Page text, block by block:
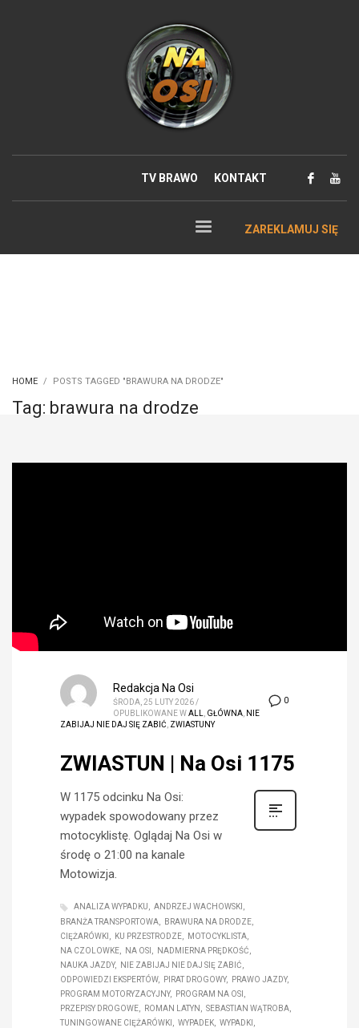
TV BRAWO KONTAKT
ZAREKLAMUJ SIĘ
HOME POSTS TAGGED "BRAWURA NA DRODZE"
Tag: brawura na drodze
0
Redakcja Na Osi
ŚRODA, 25 LUTY 2026/
OPUBLIKOWANE WALL, GŁÓWNA, NIE
ZABIJAJ NIE DAJ SIĘ ZABIĆ, ZWIASTUNY
ZWIASTUN | Na Osi 1175
W 1175 odcinku Na Osi:
wypadek spowodowany przez
motocyklistę. Oglądaj Na Osi w
środę o 21:00 na kanale
Motowizja.
ANALIZA WYPADKU
ANDRZEJ WACHOWSKI
BRANŻA TRANSPORTOWA
BRAWURA NA DRODZE
CIĘŻARÓWKI
KU PRZESTRODZE
MOTOCYKLISTA
NA CZOLOWKE
NA OSI
NADMIERNA PRĘDKOŚĆ
NAUKA JAZDY
NIE ZABIJAJ NIE DAJ SIĘ ZABIĆ
ODPOWIEDZI EKSPERTÓW
PIRAT DROGOWY
PRAWO JAZDY
PROGRAM MOTORYZACYJNY
PROGRAM NA OSI
PRZEPISY DROGOWE
ROMAN LATYN
SEBASTIAN WĄTROBA
TUNINGOWANE CIĘŻARÓWKI
WYPADEK
WYPADKI